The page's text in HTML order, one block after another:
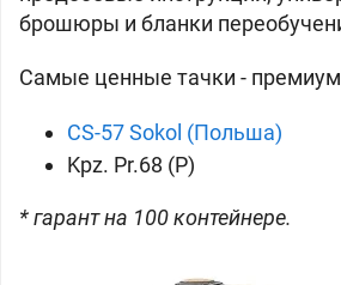
брошюры и бланки
Самые ценные тачки -
CS-57 Sokol (Польша)
Kpz. Pr.68 (P)
* гарант на 100 контейнере.